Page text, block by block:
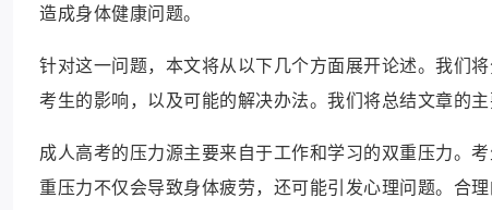
造成身体健康问题。
针对这一问题，本文将从以下几个方面展开论述。我们
考生的影响，以及可能的解决办法。我们将总结文章的主
成人高考的压力源主要来自于工作和学习的双重压力。
重压力不仅会导致身体疲劳，还可能引发心理问题。合